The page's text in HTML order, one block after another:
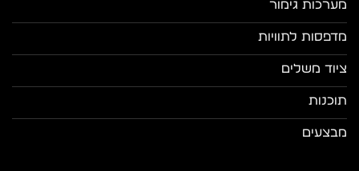
מערכות גימור
מדפסות לתוויות
ציוד משלים
תוכנות
מבצעים